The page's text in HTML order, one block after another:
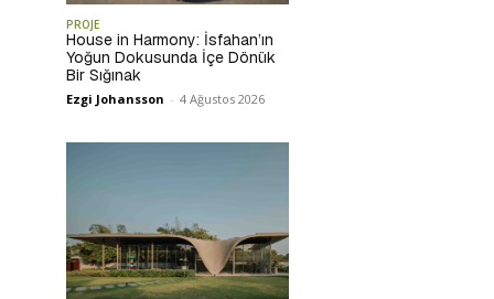
PROJE
House in Harmony: İsfahan’ın
Yoğun Dokusunda İçe Dönük
Bir Sığınak
Ezgi Johansson - 4 Ağustos 2026